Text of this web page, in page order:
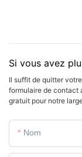
Si vous avez
Il suffit de quitter
formulaire de contact
gratuit pour notre
Nom